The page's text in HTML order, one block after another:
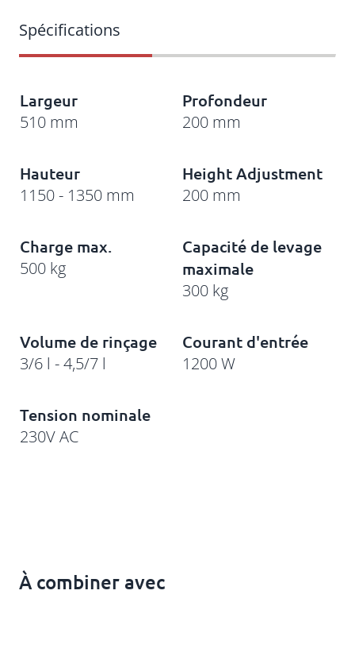
Largeur
510 mm
Profondeur
200 mm
Hauteur
1150 - 1350 mm
Height Adjustment
200 mm
Charge max.
500 kg
Capacité de levage
maximale
300 kg
Volume de rinçage
3/6 l - 4,5/7 l
Courant d'entrée
1200 W
Tension nominale
230V AC
À combiner avec